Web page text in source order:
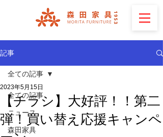
記事
全ての記事
ニュース
森田家具
全ての記事
【チラシ】大好評！！第二
弾！買い替え応援キャンペ
2023年5月15日